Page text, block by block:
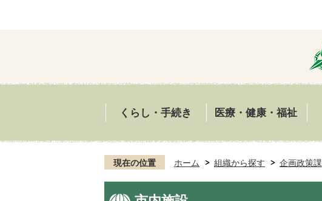
くらし・手続き 医療・健康・福祉
現在の位置 ホーム 組織から探す 企画政策課